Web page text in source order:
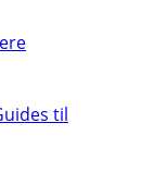
til